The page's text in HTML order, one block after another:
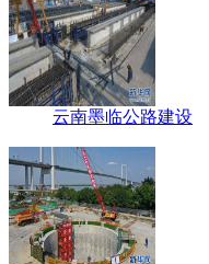
云南墨临公路建设